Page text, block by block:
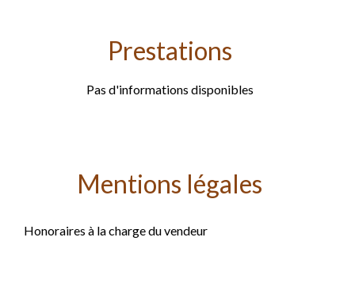
Prestations
Pas d'informations disponibles
Mentions légales
Honoraires à la charge du vendeur